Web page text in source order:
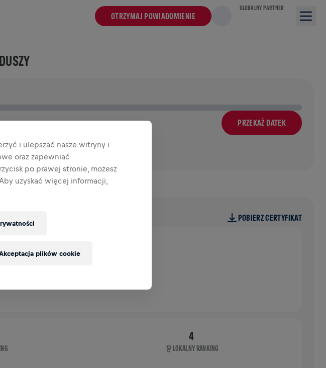
OTRZYMAJ POWIADOMIENIE
GLOBALNY PARTNER
PRZEKAŻ DATEK
darowizny trafia na
POBIERZ CERTYFIKAT
4
LOKALNY RANKING
i ulepszać nasze witryny i
oraz zapewniać
po prawej stronie, możesz
uzyskać więcej informacji,
plików cookie